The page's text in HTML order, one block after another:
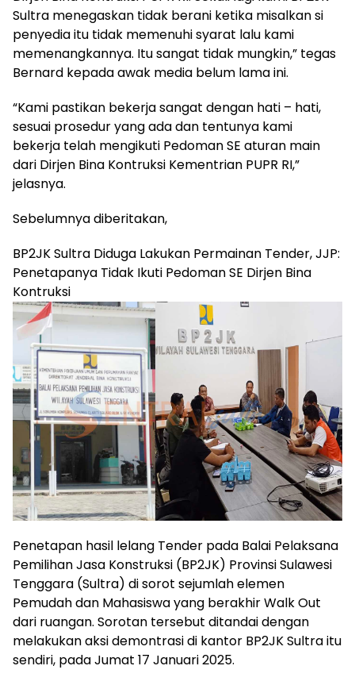
Sultra menegaskan tidak berani ketika misalkan si
penyedia itu tidak memenuhi syarat lalu kami
memenangkannya. Itu sangat tidak mungkin,” tegas
Bernard kepada awak media belum lama ini.
“Kami pastikan bekerja sangat dengan hati – hati,
sesuai prosedur yang ada dan tentunya kami
bekerja telah mengikuti Pedoman SE aturan main
dari Dirjen Bina Kontruksi Kementrian PUPR RI,”
jelasnya.
Sebelumnya diberitakan,
BP2JK Sultra Diduga Lakukan Permainan Tender, JJP:
Penetapanya Tidak Ikuti Pedoman SE Dirjen Bina
Kontruksi
Penetapan hasil lelang Tender pada Balai Pelaksana
Pemilihan Jasa Konstruksi (BP2JK) Provinsi Sulawesi
Tenggara (Sultra) di sorot sejumlah elemen
Pemudah dan Mahasiswa yang berakhir Walk Out
dari ruangan. Sorotan tersebut ditandai dengan
melakukan aksi demontrasi di kantor BP2JK Sultra itu
sendiri, pada Jumat 17 Januari 2025.